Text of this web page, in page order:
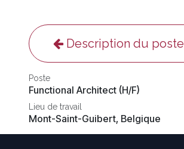
Description du poste
Poste
Functional Architect (H/F)
Lieu de travail
Mont-Saint-Guibert, Belgique